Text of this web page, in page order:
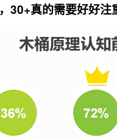
30+真的需要好好注